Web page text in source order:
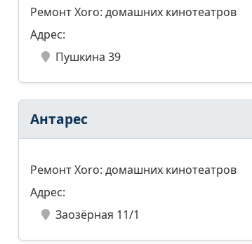
Ремонт Xoro: домашних кинотеатров
Адрес:
Пушкина 39
Антарес
Ремонт Xoro: домашних кинотеатров
Адрес:
Заозёрная 11/1